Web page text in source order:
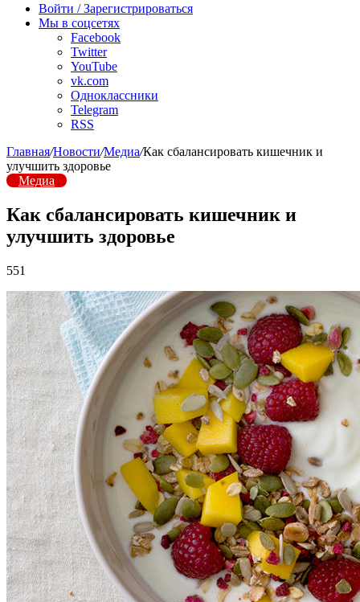
радио
Войти / Зарегистрироваться
Мы в соцсетях
Facebook
Twitter
YouTube
vk.com
Одноклассники
Telegram
RSS
Главная/Новости/Медиа/Как сбалансировать кишечник и
улучшить здоровье
Медиа
Как сбалансировать кишечник и
улучшить здоровье
551